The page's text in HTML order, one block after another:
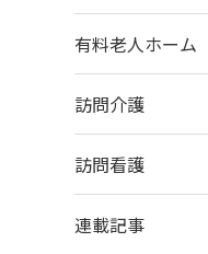
有料老人ホーム
訪問介護
訪問看護
連載記事